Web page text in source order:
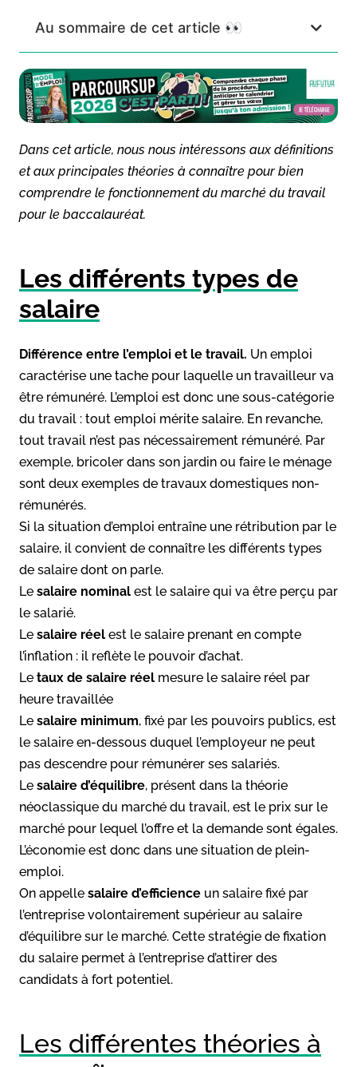
Au sommaire de cet article 👀
Dans cet article, nous nous intéressons aux définitions
et aux principales théories à connaître pour bien
comprendre le fonctionnement du marché du travail
pour le baccalauréat.
Les différents types de
salaire
Différence entre l’emploi et le travail. Un emploi
caractérise une tache pour laquelle un travailleur va
être rémunéré. L’emploi est donc une sous-catégorie
du travail : tout emploi mérite salaire. En revanche,
tout travail n’est pas nécessairement rémunéré. Par
exemple, bricoler dans son jardin ou faire le ménage
sont deux exemples de travaux domestiques non-
rémunérés.
Si la situation d’emploi entraîne une rétribution par le
salaire, il convient de connaître les différents types
de salaire dont on parle.
Le salaire nominal est le salaire qui va être perçu par
le salarié.
Le salaire réel est le salaire prenant en compte
l’inflation : il reflète le pouvoir d’achat.
Le taux de salaire réel mesure le salaire réel par
heure travaillée
Le salaire minimum, fixé par les pouvoirs publics, est
le salaire en-dessous duquel l’employeur ne peut
pas descendre pour rémunérer ses salariés.
Le salaire d’équilibre, présent dans la théorie
néoclassique du marché du travail, est le prix sur le
marché pour lequel l’offre et la demande sont égales.
L’économie est donc dans une situation de plein-
emploi.
On appelle salaire d’efficience un salaire fixé par
l’entreprise volontairement supérieur au salaire
d’équilibre sur le marché. Cette stratégie de fixation
du salaire permet à l’entreprise d’attirer des
candidats à fort potentiel.
Les différentes théories à